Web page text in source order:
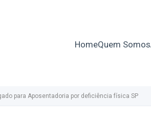
HomeQuem Somos
para Aposentadoria por deficiência física SP